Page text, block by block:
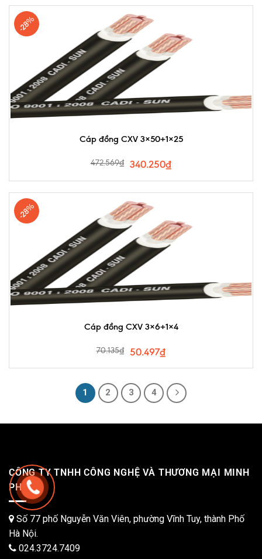
-28%
Cáp đồng CXV 3×50+1×25
472.569₫ 340.250₫
-28%
Cáp đồng CXV 3×6+1×4
70.135₫ 50.497₫
1 2 3 4
CÔNG TY TNHH CÔNG NGHỆ VÀ THƯƠNG MẠI MINH
PHÁT
Số 77 phố Nguyễn Văn Viên, phường Vĩnh Tuy, thành Phố
Hà Nội.
024.3724.7409